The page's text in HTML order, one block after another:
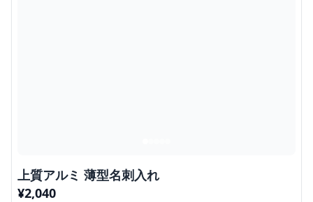
上質アルミ 薄型名刺入れ
¥2,040